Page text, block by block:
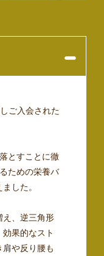
ご入会された
とすことに徹
ための栄養バ
した。
え、逆三角形
果的なスト
や反り腰も